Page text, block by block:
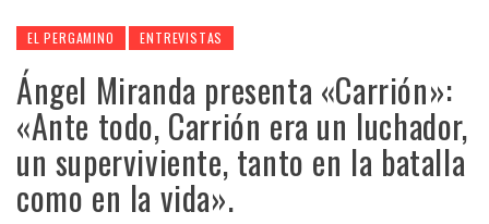
EL PERGAMINO ENTREVISTAS
Ángel Miranda presenta «Carrión»:
«Ante todo, Carrión era un luchador,
un superviviente, tanto en la batalla
como en la vida».